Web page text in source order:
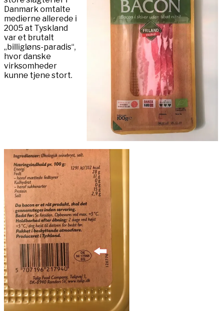
Danmark omtalte
medierne allerede i
2005 at Tyskland
var et brutalt
„billigløns-paradis“,
hvor danske
virksomheder
kunne tjene stort.